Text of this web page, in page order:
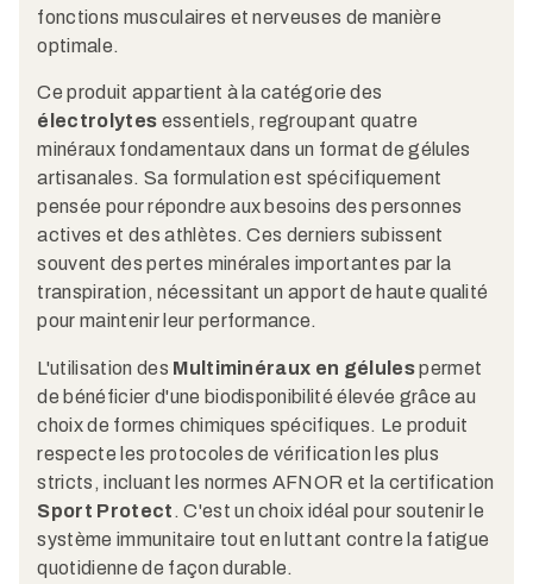
fonctions musculaires et nerveuses de manière
optimale.
Ce produit appartient à la catégorie des
électrolytes essentiels, regroupant quatre
minéraux fondamentaux dans un format de gélules
artisanales. Sa formulation est spécifiquement
pensée pour répondre aux besoins des personnes
actives et des athlètes. Ces derniers subissent
souvent des pertes minérales importantes par la
transpiration, nécessitant un apport de haute qualité
pour maintenir leur performance.
L'utilisation des Multiminéraux en gélulespermet
de bénéficier d'une biodisponibilité élevée grâce au
choix de formes chimiques spécifiques. Le produit
respecte les protocoles de vérification les plus
stricts, incluant les normes AFNOR et la certification
Sport Protect . C'est un choix idéal pour soutenir le
système immunitaire tout en luttant contre la fatigue
quotidienne de façon durable.